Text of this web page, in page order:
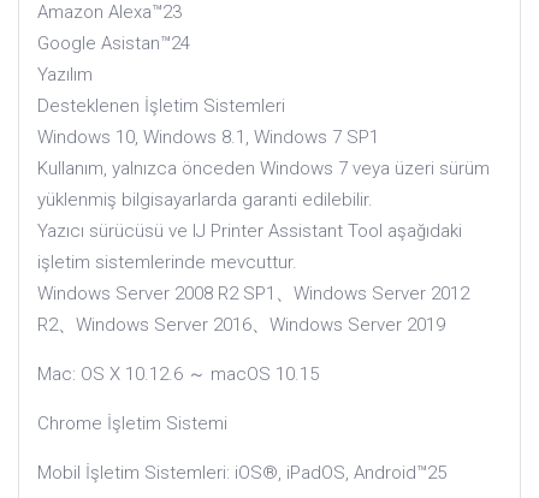
Amazon Alexa™23
Google Asistan™24
Yazılım
Desteklenen İşletim Sistemleri
Windows 10, Windows 8.1, Windows 7 SP1
Kullanım, yalnızca önceden Windows 7 veya üzeri sürüm
yüklenmiş bilgisayarlarda garanti edilebilir.
Yazıcı sürücüsü ve IJ Printer Assistant Tool aşağıdaki
işletim sistemlerinde mevcuttur.
Windows Server 2008 R2 SP1、Windows Server 2012
R2、Windows Server 2016、Windows Server 2019
Mac: OS X 10.12.6 ～ macOS 10.15
Chrome İşletim Sistemi
Mobil İşletim Sistemleri: iOS®, iPadOS, Android™25